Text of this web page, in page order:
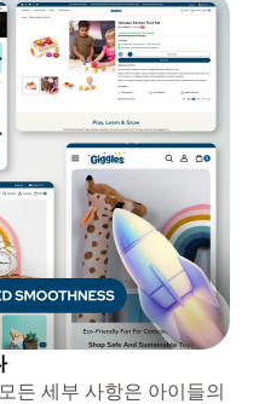
든 세부 사항은 아이들의